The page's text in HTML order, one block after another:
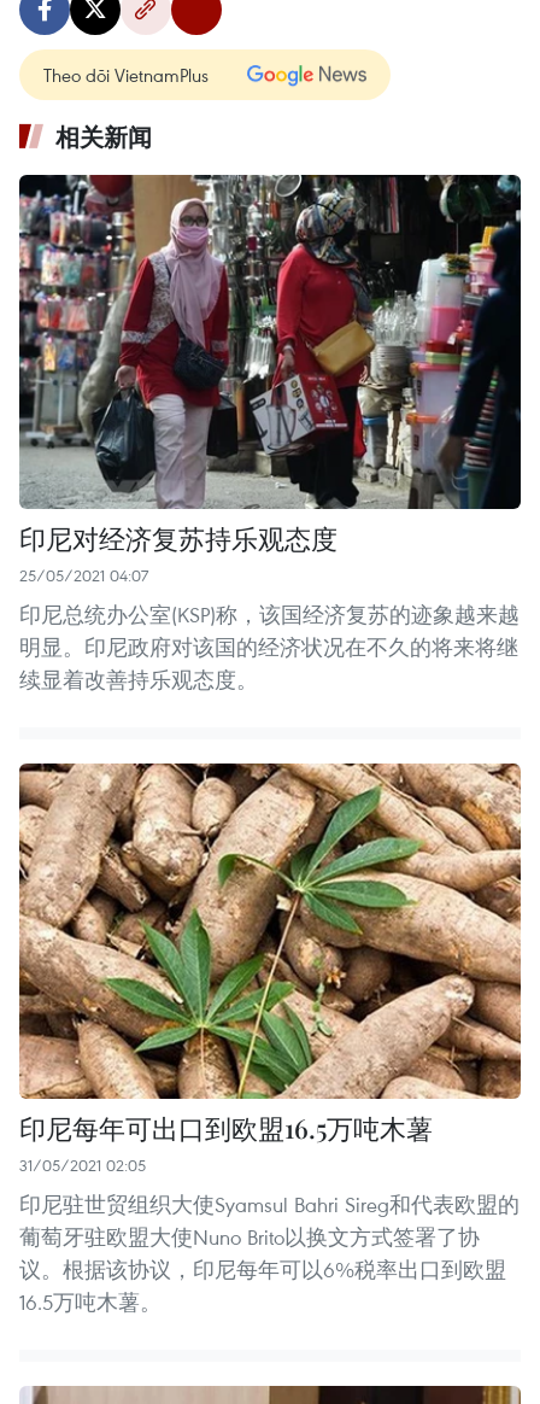
Theo dõi VietnamPlus
相关新闻
印尼对经济复苏持乐观态度
25/05/2021 04:07
印尼总统办公室(KSP)称，该国经济复苏的迹象越来越
明显。印尼政府对该国的经济状况在不久的将来将继
续显着改善持乐观态度。
印尼每年可出口到欧盟16.5万吨木薯
31/05/2021 02:05
印尼驻世贸组织大使Syamsul Bahri Sireg和代表欧盟的
葡萄牙驻欧盟大使Nuno Brito以换文方式签署了协
议。根据该协议，印尼每年可以6%税率出口到欧盟
16.5万吨木薯。